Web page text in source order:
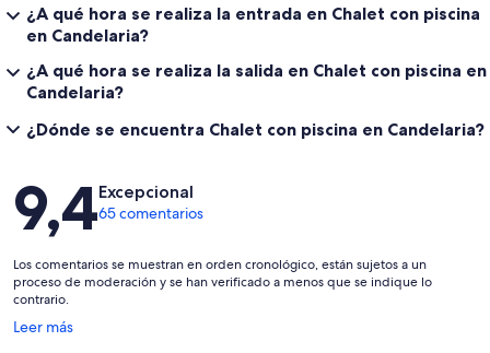
¿A qué hora se realiza la entrada en Chalet con piscina
en Candelaria?
¿A qué hora se realiza la salida en Chalet con piscina en
Candelaria?
¿Dónde se encuentra Chalet con piscina en Candelaria?
Comentarios
9,4Excepcional
65 comentarios
Los comentarios se muestran en orden cronológico, están sujetos a un
proceso de moderación y se han verificado a menos que se indique lo
contrario.
Leer más
Se